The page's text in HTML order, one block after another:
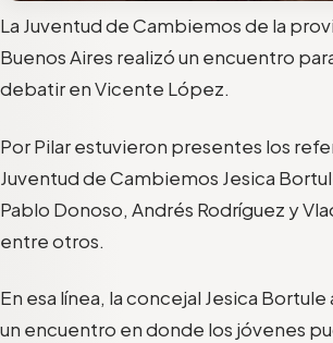
La Juventud de Cambiemos de la
Buenos Aires realizó un encuentro
debatir en Vicente López.
Por Pilar estuvieron presentes los
Juventud de Cambiemos Jesica
Pablo Donoso, Andrés Rodríguez y
entre otros.
En esa línea, la concejal Jesica Bortule
un encuentro en donde los jóvenes